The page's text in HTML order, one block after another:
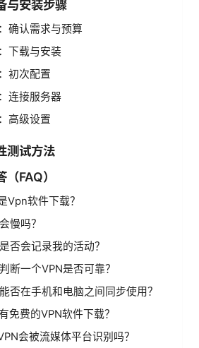
与安装步骤
确认需求与预算
下载与安装
初次配置
连接服务器
高级设置
测试方法
FAQ）
Vpn软件下载？
慢吗？
否会记录我的活动？
断一个VPN是否可靠？
否在手机和电脑之间同步使用？
免费的VPN软件下载？
会被流媒体平台识别吗？